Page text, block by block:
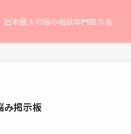
日本最大の悩み相談専門掲示板
み掲示板